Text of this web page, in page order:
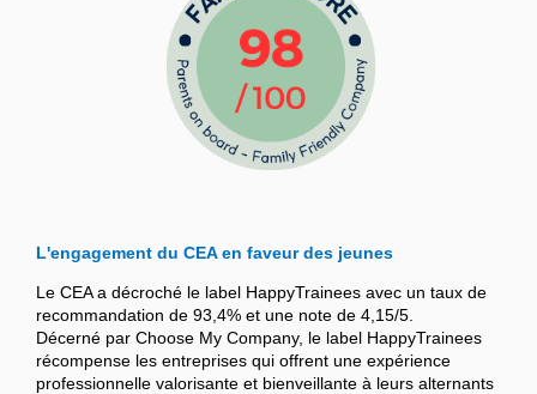
L'engagement du CEA en faveur des jeunes
Le CEA a décroché le label HappyTrainees avec un taux de
recommandation de 93,4% et une note de 4,15/5.
Décerné par Choose My Company, le label HappyTrainees
récompense les entreprises qui offrent une expérience
professionnelle valorisante et bienveillante à leurs alternants